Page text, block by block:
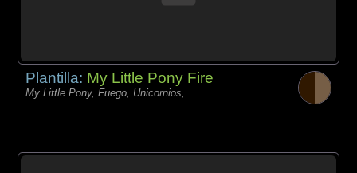
Plantilla: My Little Pony Fire
My Little Pony, Fuego, Unicornios,